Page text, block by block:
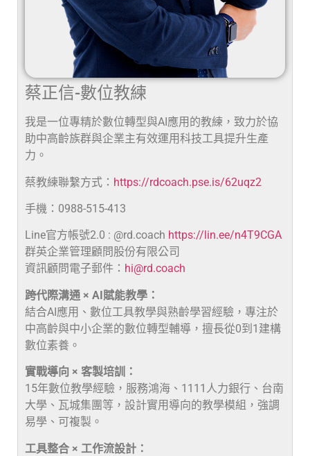
蔡正信-數位教練
我是一位專精於數位轉型與AI應用的教練，致力於協
助中高齡族群與企業主有效運用科技工具提升生產
力。
蔡教練聯繫方式： https://rdcoach.pse.is/62uqz2
手機：0988-515-413
Line官方帳號2.0 : @rd.coach https://lin.ee/n4T9CGA
群英企業管理顧問股份有限公司
資訊顧問電子郵件： hi@rd.coach
跨代際溝通 × AI賦能教學：
結合AI應用、數位工具教學與熟齡學習經驗，專注於
中高齡與中小企業的數位轉型輔導，擅長從0到1建構
數位素養。
實戰導向 × 客製培訓：
15年數位教學經驗，服務鴻海、1111人力銀行、台南
大學、瓦城集團等，設計實用導向的教學模組，強調
易學、可複製。
工具整合 × 工作流設計：